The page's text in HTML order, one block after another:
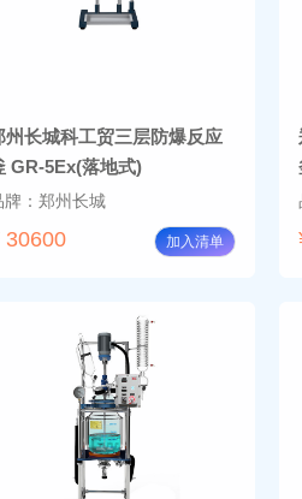
州长城科工贸三层防爆反应
GR-5Ex(落地式)
牌：郑州长城
30600 加入清单